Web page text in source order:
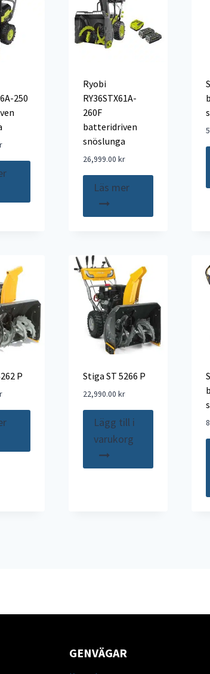
250
Ryobi
RY36STX61A-
260F
batteridriven
snöslunga
26,999.00 kr
Läs mer
P Stiga ST 5266 P
22,990.00 kr
Lägg till i
varukorg
GENVÄGAR